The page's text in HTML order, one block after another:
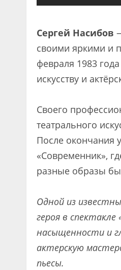
Сергей Насибов
своими яркими и
февраля 1983
искусству и
Своего
театрального
После окончания
«Современник»,
разные образы
Одной из
героя в
насыщенности и
актерскую
пьесы.